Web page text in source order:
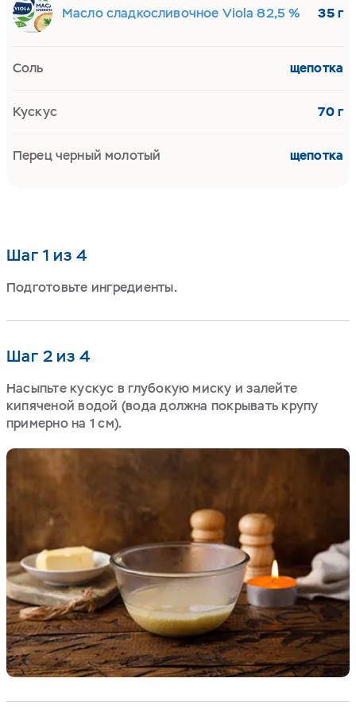
Шаг 1 из 4
Подготовьте ингредиенты.
Шаг 2 из 4
Насыпьте кускус в глубокую миску и залейте
кипяченой водой (вода должна покрывать крупу
примерно на 1 см).
Масло сладкосливочное Viola 82,5 % 35 г
Соль щепотка
Кускус 70 г
Перец черный молотый щепотка